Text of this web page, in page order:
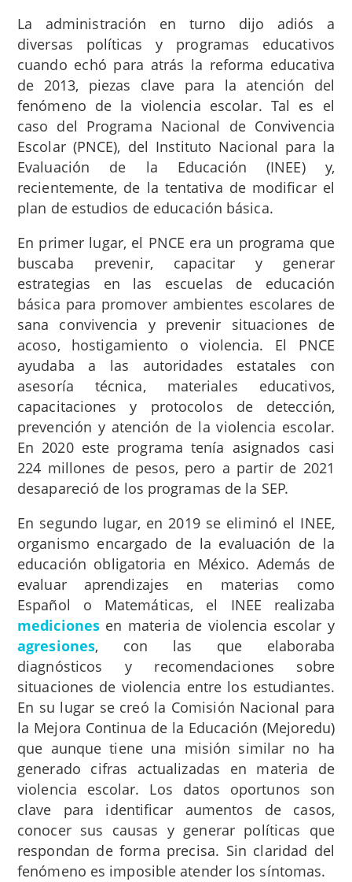
La administración en turno dijo adiós a
diversas políticas y programas educativos
cuando echó para atrás la reforma educativa
de 2013, piezas clave para la atención del
fenómeno de la violencia escolar. Tal es el
caso del Programa Nacional de Convivencia
Escolar (PNCE), del Instituto Nacional para la
Evaluación de la Educación (INEE) y,
recientemente, de la tentativa de modificar el
plan de estudios de educación básica.
En primer lugar, el PNCE era un programa que
buscaba prevenir, capacitar y generar
estrategias en las escuelas de educación
básica para promover ambientes escolares de
sana convivencia y prevenir situaciones de
acoso, hostigamiento o violencia. El PNCE
ayudaba a las autoridades estatales con
asesoría técnica, materiales educativos,
capacitaciones y protocolos de detección,
prevención y atención de la violencia escolar.
En 2020 este programa tenía asignados casi
224 millones de pesos, pero a partir de 2021
desapareció de los programas de la SEP.
En segundo lugar, en 2019 se eliminó el INEE,
organismo encargado de la evaluación de la
educación obligatoria en México. Además de
evaluar aprendizajes en materias como
Español o Matemáticas, el INEE realizaba
mediciones en materia de violencia escolar y
agresiones, con las que elaboraba
diagnósticos y recomendaciones sobre
situaciones de violencia entre los estudiantes.
En su lugar se creó la Comisión Nacional para
la Mejora Continua de la Educación (Mejoredu)
que aunque tiene una misión similar no ha
generado cifras actualizadas en materia de
violencia escolar. Los datos oportunos son
clave para identificar aumentos de casos,
conocer sus causas y generar políticas que
respondan de forma precisa. Sin claridad del
fenómeno es imposible atender los síntomas.